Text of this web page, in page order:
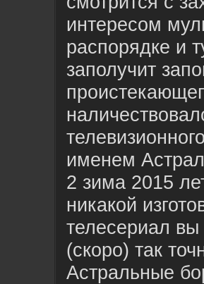
интересом
распорядке и
заполучит
именем
2 зима 2015
никакой
телесериал вы
(скоро) так
Астральные